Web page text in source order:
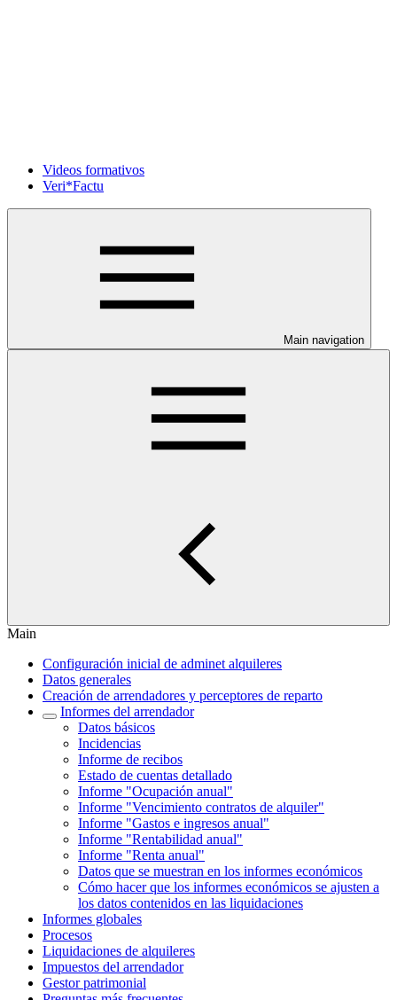
Videos formativos
Veri*Factu
Main navigation
Main
Configuración inicial de adminet alquileres
Datos generales
Creación de arrendadores y perceptores de reparto
Informes del arrendador
Datos básicos
Incidencias
Informe de recibos
Estado de cuentas detallado
Informe "Ocupación anual"
Informe "Vencimiento contratos de alquiler"
Informe "Gastos e ingresos anual"
Informe "Rentabilidad anual"
Informe "Renta anual"
Datos que se muestran en los informes económicos
Cómo hacer que los informes económicos se ajusten a
los datos contenidos en las liquidaciones
Informes globales
Procesos
Liquidaciones de alquileres
Impuestos del arrendador
Gestor patrimonial